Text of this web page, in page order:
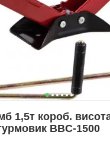
1,5т короб.
BBC-1500